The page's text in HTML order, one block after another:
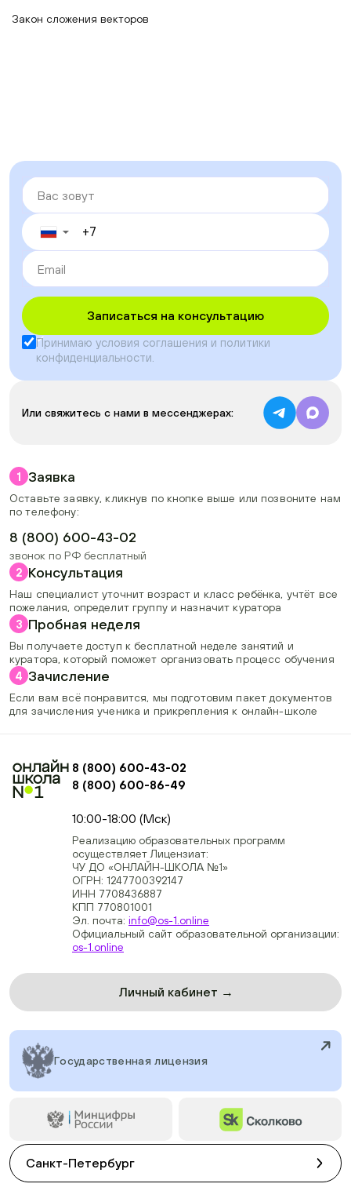
Закон сложения векторов
▼
Записаться на консультацию
Принимаю условия соглашения и политики
конфиденциальности.
Или свяжитесь с нами в мессенджерах:
1 Заявка
Оставьте заявку, кликнув по кнопке выше или позвоните нам
по телефону:
8 (800) 600-43-02
звонок по РФ бесплатный
2 Консультация
Наш специалист уточнит возраст и класс ребёнка, учтёт все
пожелания, определит группу и назначит куратора
3 Пробная неделя
Вы получаете доступ к бесплатной неделе занятий и
куратора, который поможет организовать процесс обучения
4 Зачисление
Если вам всё понравится, мы подготовим пакет документов
для зачисления ученика и прикрепления к онлайн-школе
8 (800) 600-43-02
8 (800) 600-86-49
10:00-18:00 (Мск)
Реализацию образовательных программ
осуществляет Лицензиат:
ЧУ ДО «ОНЛАЙН-ШКОЛА №1»
ОГРН: 1247700392147
ИНН 7708436887
КПП 770801001
Эл. почта: info@os-1.online
Официальный сайт образовательной организации:
os-1.online
Личный кабинет →
Государственная лицензия
Санкт-Петербург